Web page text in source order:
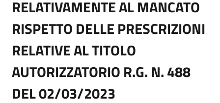
RELATIVAMENTE AL MANCATO
RISPETTO DELLE PRESCRIZIONI
RELATIVE AL TITOLO
AUTORIZZATORIO R.G. N. 488
DEL 02/03/2023